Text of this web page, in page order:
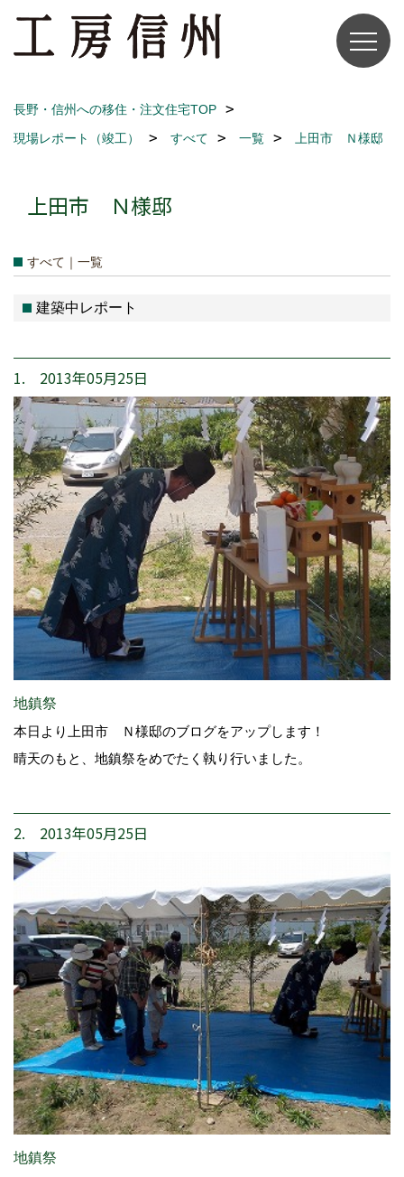
長野・信州への移住・注文住宅TOP
現場レポート（竣工）
すべて 一覧 上田市 Ｎ様邸
上田市 Ｎ様邸
すべて｜一覧
建築中レポート
1. 2013年05月25日
地鎮祭
本日より上田市 Ｎ様邸のブログをアップします！
晴天のもと、地鎮祭をめでたく執り行いました。
2. 2013年05月25日
地鎮祭